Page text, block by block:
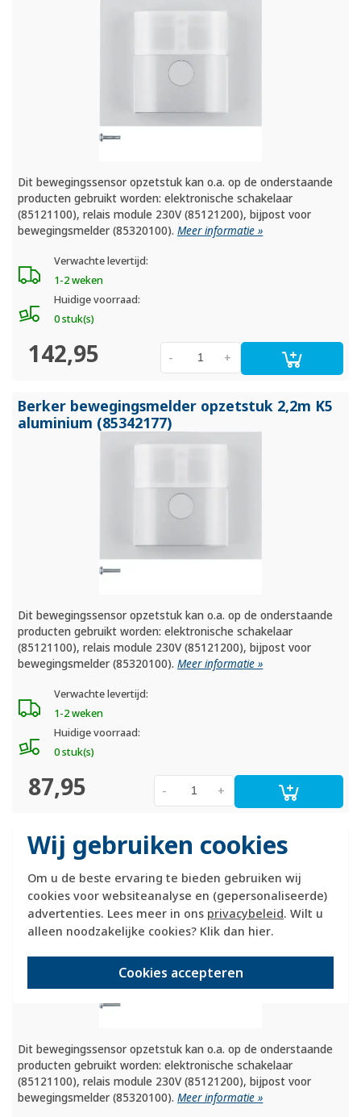
Wij gebruiken cookies
Om u de beste ervaring te bieden gebruiken wij
cookies voor websiteanalyse en (gepersonaliseerde)
advertenties. Lees meer in ons privacybeleid. Wilt u
alleen noodzakelijke cookies? Klik dan hier.
Cookies accepteren
Dit bewegingssensor opzetstuk kan o.a. op de onderstaande
producten gebruikt worden: elektronische schakelaar
(85121100), relais module 230V (85121200), bijpost voor
bewegingsmelder (85320100).Meer informatie »
Verwachte levertijd:
1-2 weken
Huidige voorraad:
0 stuk(s)
142,95 +
-
Berker bewegingsmelder opzetstuk 2,2m K5
aluminium (85342177)
Dit bewegingssensor opzetstuk kan o.a. op de onderstaande
producten gebruikt worden: elektronische schakelaar
(85121100), relais module 230V (85121200), bijpost voor
bewegingsmelder (85320100).Meer informatie »
Verwachte levertijd:
1-2 weken
Huidige voorraad:
0 stuk(s)
87,95 +
-
Berker bewegingsmelder opzetstuk 2,2m
comfort K5 aluminium (85342277)
Dit bewegingssensor opzetstuk kan o.a. op de onderstaande
producten gebruikt worden: elektronische schakelaar
(85121100), relais module 230V (85121200), bijpost voor
bewegingsmelder (85320100).Meer informatie »